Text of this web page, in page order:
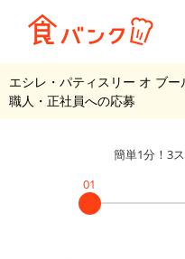
エシレ・パティスリー オ ブ
職人・正社員への応募
簡単1分！3
01